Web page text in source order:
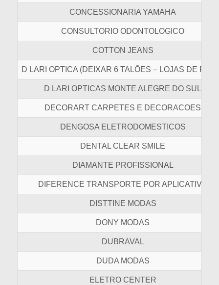
CONCESSIONARIA YAMAHA
CONSULTORIO ODONTOLOGICO
COTTON JEANS
D LARI OPTICA (DEIXAR 6 TALÕES – LOJAS DE
D LARI OPTICAS MONTE ALEGRE DO SUL
DECORART CARPETES E DECORACOES
DENGOSA ELETRODOMESTICOS
DENTAL CLEAR SMILE
DIAMANTE PROFISSIONAL
DIFERENCE TRANSPORTE POR APLICATIVO
DISTTINE MODAS
DONY MODAS
DUBRAVAL
DUDA MODAS
ELETRO CENTER